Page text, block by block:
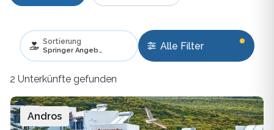
Sortierung
Springer Angebote bevorzugen Alle Filter
2 Unterkünfte gefunden
Andros